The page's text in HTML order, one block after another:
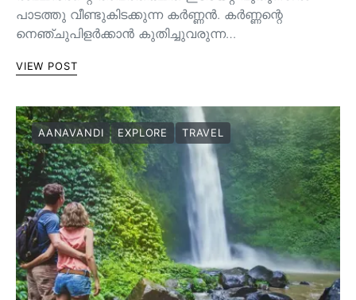
പാടത്തു വീണ്ടുകിടക്കുന്ന കർണ്ണൻ. കർണ്ണന്റെ
നെഞ്ചുപിളർക്കാൻ കുതിച്ചുവരുന്ന…
VIEW POST
AANAVANDI EXPLORE TRAVEL